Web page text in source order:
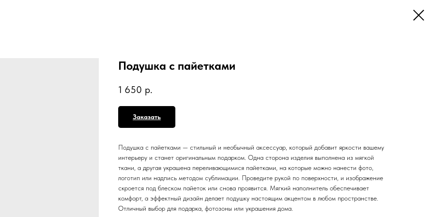
Подушка с пайетками
1 650 р.
Заказать
Подушка с пайетками — стильный и необычный аксессуар, который добавит яркости вашему
интерьеру и станет оригинальным подарком. Одна сторона изделия выполнена из мягкой
ткани, а другая украшена переливающимися пайетками, на которые можно нанести фото,
логотип или надпись методом сублимации. Проведите рукой по поверхности, и изображение
скроется под блеском пайеток или снова проявится. Мягкий наполнитель обеспечивает
комфорт, а эффектный дизайн делает подушку настоящим акцентом в любом пространстве.
Отличный выбор для подарка, фотозоны или украшения дома.